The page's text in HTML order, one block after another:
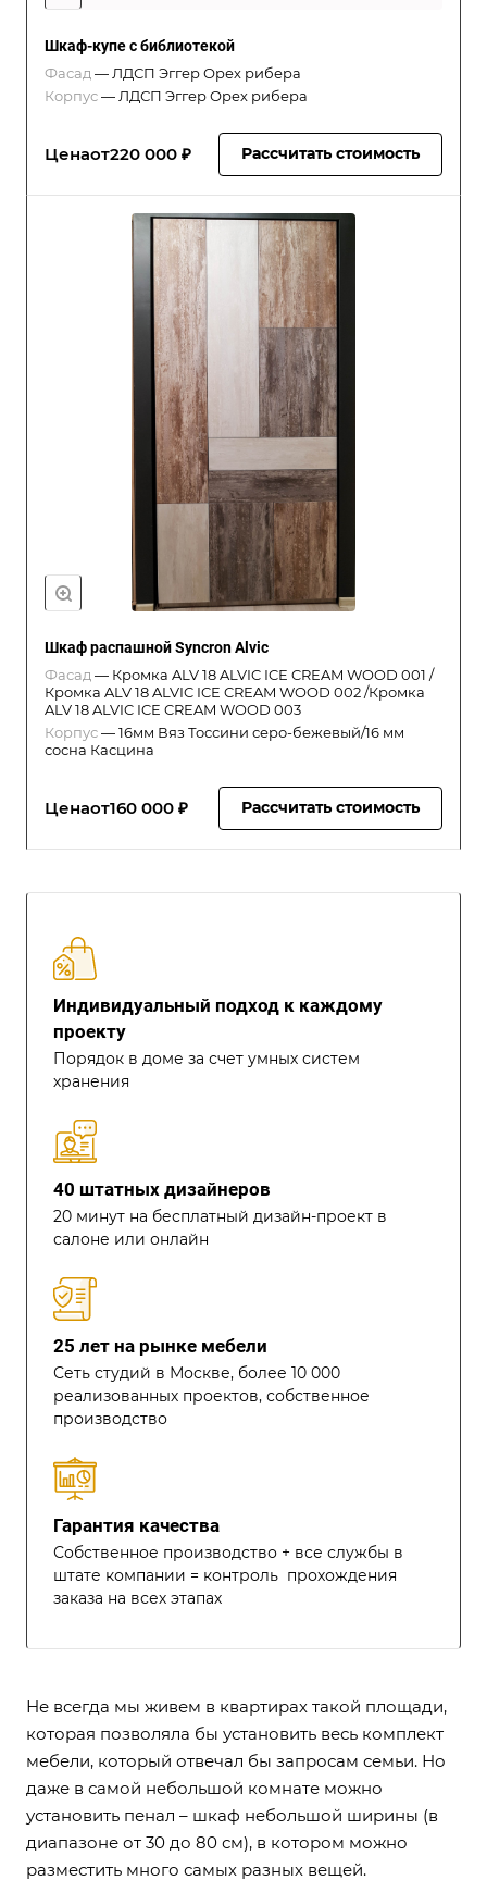
Шкаф-купе с библиотекой
Фасад — ЛДСП Эггер Орех рибера
Корпус— ЛДСП Эггер Орех рибера
Ценаот220 000 ₽ Рассчитать стоимость
Шкаф распашной Syncron Alvic
Фасад — Кромка ALV 18 ALVIC ICE CREAM WOOD 001 /
Кромка ALV 18 ALVIC ICE CREAM WOOD 002 /Кромка
ALV 18 ALVIC ICE CREAM WOOD 003
Корпус—16мм Вяз Тоссини серо-бежевый/16 мм
сосна Касцина
Ценаот160 000 ₽ Рассчитать стоимость
Индивидуальный подход к каждому
проекту
Порядок в доме за счет умных систем
хранения
40 штатных дизайнеров
20 минут на бесплатный дизайн-проект в
салоне или онлайн
25 лет на рынке мебели
Сеть студий в Москве, более 10 000
реализованных проектов, собственное
производство
Гарантия качества
Собственное производство + все службы в
штате компании = контроль прохождения
заказа на всех этапах
Не всегда мы живем в квартирах такой площади,
которая позволяла бы установить весь комплект
мебели, который отвечал бы запросам семьи. Но
даже в самой небольшой комнате можно
установить пенал – шкаф небольшой ширины (в
диапазоне от 30 до 80 см), в котором можно
разместить много самых разных вещей.